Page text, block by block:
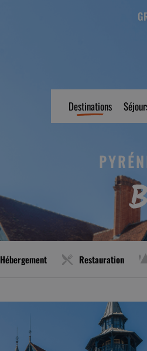
Destinations
Hébergement Restauration